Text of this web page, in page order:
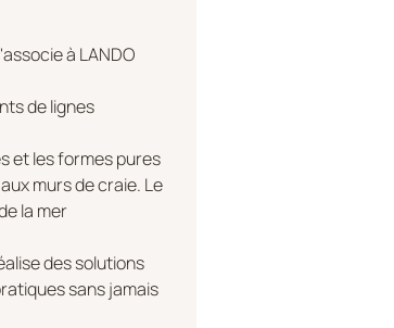
à LANDO
de lignes
et les formes pures
murs de craie. Le
la mer
des solutions
sans jamais